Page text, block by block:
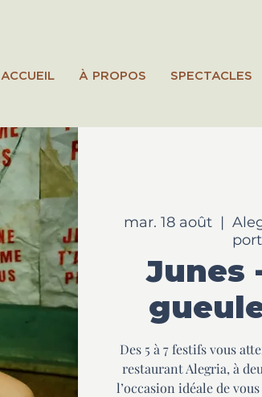
ACCUEIL À PROPOS SPECTACLES
mar. 18 août
  |
Junes
Des 5 à 7 festifs vous
restaurant Alegria, à
l’occasion idéale de